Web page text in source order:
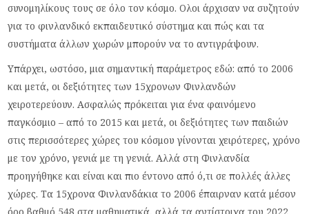
συνομηλίκους τους σε όλο τον κόσμο. Ολοι άρχισαν να συζητούν
για το φινλανδικό εκπαιδευτικό σύστημα και πώς και τα
συστήματα άλλων χωρών μπορούν να το αντιγράψουν.
Υπάρχει, ωστόσο, μια σημαντική παράμετρος εδώ: από το 2006
και μετά, οι δεξιότητες των 15χρονων Φινλανδών
χειροτερεύουν. Ασφαλώς πρόκειται για ένα φαινόμενο
παγκόσμιο – από το 2015 και μετά, οι δεξιότητες των παιδιών
στις περισσότερες χώρες του κόσμου γίνονται χειρότερες, χρόνο
με τον χρόνο, γενιά με τη γενιά. Αλλά στη Φινλανδία
προηγήθηκε και είναι και πιο έντονο από ό,τι σε πολλές άλλες
χώρες. Τα 15χρονα Φινλανδάκια το 2006 έπαιρναν κατά μέσον
όρο βαθμό 548 στα μαθηματικά, αλλά τα αντίστοιχα του 2022